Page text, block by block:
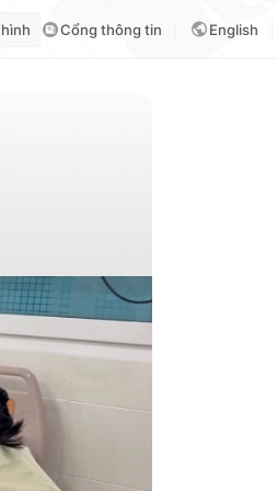
Cổng thông tin English